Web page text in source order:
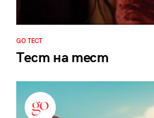
GO ТЕСТ
Тест на тест